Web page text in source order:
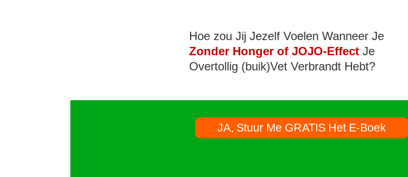
Hoe zou Jij Jezelf Voelen Wanneer Je
Zonder Honger of JOJO-Effect Je
Overtollig (buik)Vet Verbrandt Hebt?
JA, Stuur Me GRATIS Het E-Boek